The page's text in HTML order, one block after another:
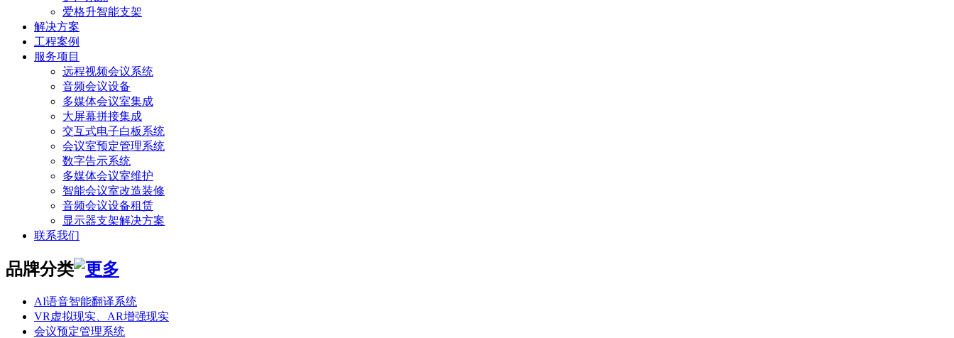
爱格升智能支架
解决方案
工程案例
服务项目
远程视频会议系统
音频会议设备
多媒体会议室集成
大屏幕拼接集成
交互式电子白板系统
会议室预定管理系统
数字告示系统
多媒体会议室维护
智能会议室改造装修
音频会议设备租赁
显示器支架解决方案
联系我们
品牌分类
AI语音智能翻译系统
VR虚拟现实、AR增强现实
会议预定管理系统